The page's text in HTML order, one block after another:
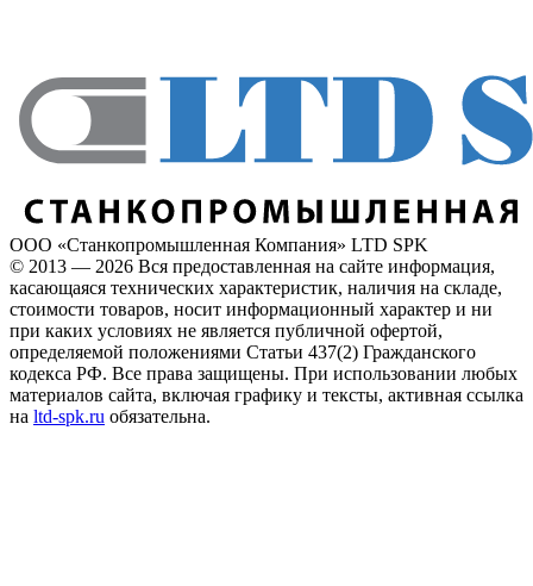
ООО «Станкопромышленная Компания» LTD SPK
© 2013 — 2026 Вся предоставленная на сайте информация,
касающаяся технических характеристик, наличия на складе,
стоимости товаров, носит информационный характер и ни
при каких условиях не является публичной офертой,
определяемой положениями Статьи 437(2) Гражданского
кодекса РФ. Все права защищены. При использовании любых
материалов сайта, включая графику и тексты, активная ссылка
на ltd-spk.ru обязательна.